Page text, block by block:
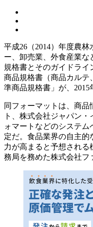
平成26（2014）年度農
ー、卸売業、外食産業な
規格書とそのガイドライ
商品規格書（商品カルテ
準商品規格書」が、2015
同フォーマットは、商
ト、株式会社ジャパン
ォマートなどのシステ
定だ。食品業界の自主
力が高まると予想され
務局を務めた株式会社フ